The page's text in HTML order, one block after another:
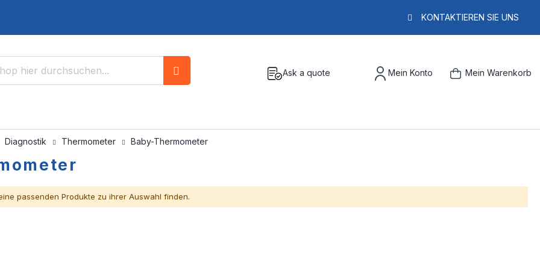
KONTAKTIEREN SIE UNS
Ask a quote Mein Konto Mein Warenkorb
Diagnostik Thermometer Baby-Thermometer
passenden Produkte zu ihrer Auswahl finden.